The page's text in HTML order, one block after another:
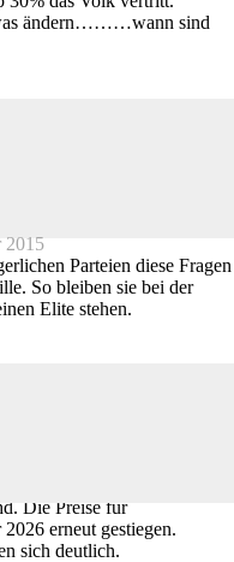
ändern………wann sind
2015
Parteien diese Fragen
So bleiben sie bei der
Elite stehen.
Die Preise für
erneut gestiegen.
sich deutlich.